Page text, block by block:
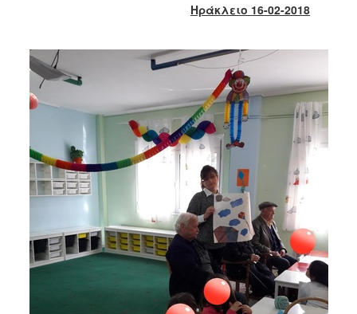
2015
2013
2011
2010
2006
ΤΟΠΟΣ
Ηράκλειο 16-02-2018